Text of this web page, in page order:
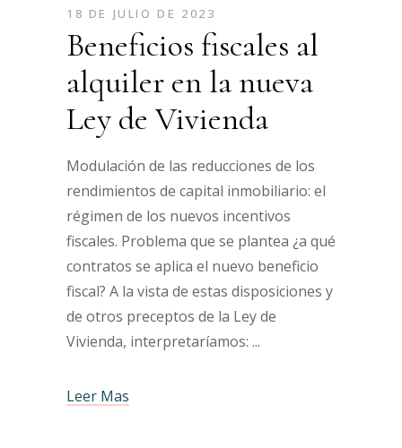
18 DE JULIO DE 2023
Beneficios fiscales al
alquiler en la nueva
Ley de Vivienda
Modulación de las reducciones de los
rendimientos de capital inmobiliario: el
régimen de los nuevos incentivos
fiscales. Problema que se plantea ¿a qué
contratos se aplica el nuevo beneficio
fiscal? A la vista de estas disposiciones y
de otros preceptos de la Ley de
Vivienda, interpretaríamos:
Leer Mas